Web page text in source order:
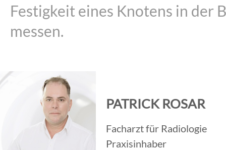
Festigkeit eines Knotens in der
messen.
PATRICK ROSAR
Facharzt für Radiologie
Praxisinhaber